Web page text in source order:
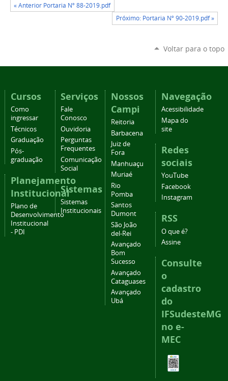
« Anterior Portaria Nº 88-2019.pdf
Próximo: Portaria Nº 90-2019.pdf »
Voltar para o topo
Cursos
Como
ingressar
Técnicos
Graduação
Pós-
graduação
Planejamento
Institucional
Plano de
Desenvolvimento
Institucional
- PDI
Serviços
Fale
Conosco
Ouvidoria
Perguntas
Frequentes
Comunicação
Social
Sistemas
Sistemas
Institucionais
Nossos
Campi
Reitoria
Barbacena
Juiz de
Fora
Manhuaçu
Muriaé
Rio
Pomba
Santos
Dumont
São João
del-Rei
Avançado
Bom
Sucesso
Avançado
Cataguases
Avançado
Ubá
Navegação
Acessibilidade
Mapa do
site
Redes
sociais
YouTube
Facebook
Instagram
RSS
O que é?
Assine
Consulte
o
cadastro
do
IFSudesteMG
no e-
MEC